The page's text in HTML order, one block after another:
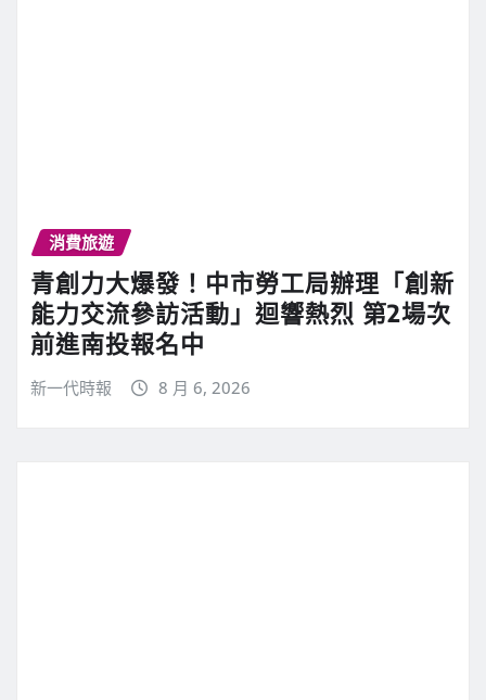
消費旅遊
青創力大爆發！中市勞工局辦理「創新
能力交流參訪活動」迴響熱烈 第2場次
前進南投報名中
新一代時報 8 月 6, 2026